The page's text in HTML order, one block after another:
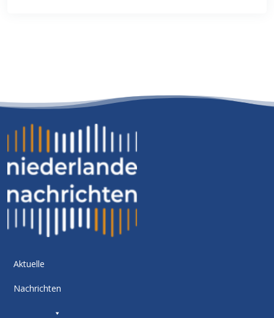
Aktuelle
Nachrichten